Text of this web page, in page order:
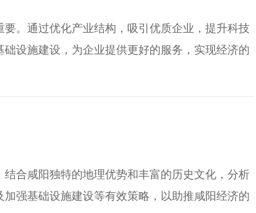
。通过优化产业结构，吸引优质企业，提升科技
设施建设，为企业提供更好的服务，实现经济的
合咸阳独特的地理优势和丰富的历史文化，分析
强基础设施建设等有效策略，以助推咸阳经济的